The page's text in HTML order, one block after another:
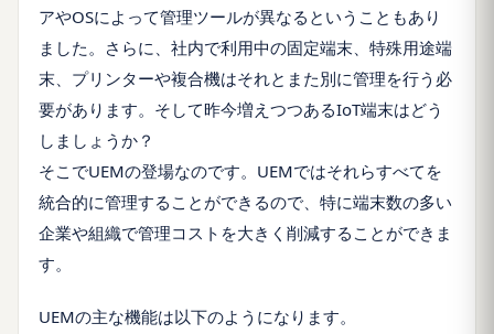
アやOSによって管理ツールが異なるということもあり
ました。さらに、社内で利用中の固定端末、特殊用途端
末、プリンターや複合機はそれとまた別に管理を行う必
要があります。そして昨今増えつつあるIoT端末はどう
しましょうか？
そこでUEMの登場なのです。UEMではそれらすべてを
統合的に管理することができるので、特に端末数の多い
企業や組織で管理コストを大きく削減することができま
す。
UEMの主な機能は以下のようになります。